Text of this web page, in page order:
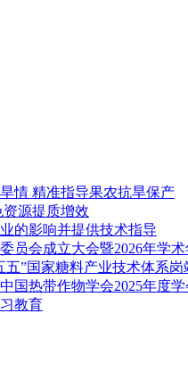
情 精准指导果农抗旱保产
源提质增效
的影响并提供技术指导
员会成立大会暨2026年学
”国家糖料产业技术体系岗
国热带作物学会2025年度
教育